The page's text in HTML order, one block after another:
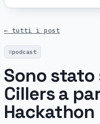
← tutti i post
podcast
Sono stato
Cillers a
Hackathon